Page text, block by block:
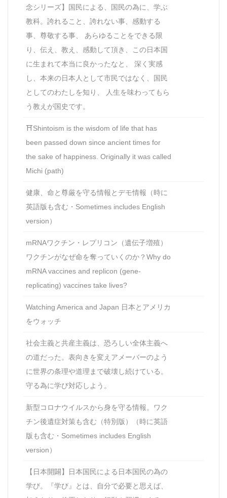
念シリーズ】国民による、国民の為に、学ぶ
教科。誇れること、誇れない事、感動する
事、尊敬する事、 あらゆることをできる限
り、伝え、教え、感動して頂き、この日本国
に生まれて本当に良かったなと、 深く実感
し、本来の日本人として市民ではなく、国民
としてのわたしを知り、 人生を味わってもら
う教えが国史です。
⛩Shintoism is the wisdom of life that has
been passed down since ancient times for
the sake of happiness. Originally it was called
Michi (path)
健康、命と尊厳を守る情報とデモ情報（時に
英語版も含む・Sometimes includes English
version）
mRNAワクチン・レプリコン（遺伝子増殖）
ワクチンがなぜ命を奪っていくのか？Why do
mRNA vaccines and replicon (gene-
replicating) vaccines take lives?
Watching America and Japan 日本とアメリカ
をウォッチ
社会主義と共産主義は、恐ろしい全体主義へ
の道だった。表向きを変えアメーバーのよう
に世界の条理や道理まで破壊し続けている。
守る為に学び対応しよう。
新型コロナウイルスから身を守る情報。ワク
チン後遺症対策も含む（特別版）（時に英語
版も含む・Sometimes includes English
version）
【日本開闢】日本国民による日本国民の為の
学び。『学び』とは、自分で必要と思えば、